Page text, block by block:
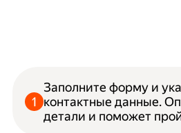
Заполните форму и
контактные данные.
детали и поможет